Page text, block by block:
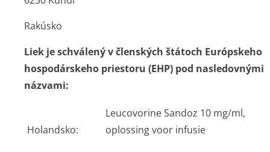
Rakúsko
Liek je schválený v členských štátoch Európskeho
hospodárskeho priestoru (EHP) pod nasledovnými
názvami:
Holandsko:
Leucovorine Sandoz 10 mg/ml,
oplossing voor infusie